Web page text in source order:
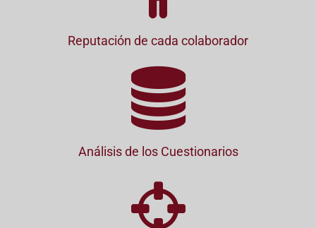
Reputación de cada colaborador
Análisis de los Cuestionarios